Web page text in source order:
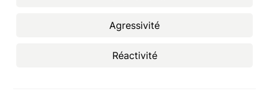
Agressivité
Réactivité